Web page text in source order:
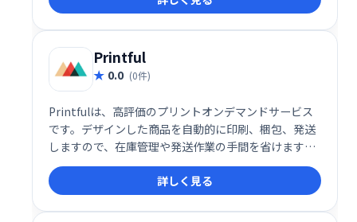
Printful
0.0 (0件)
Printfulは、高評価のプリントオンデマンドサービス
です。デザインした商品を自動的に印刷、梱包、発送
しますので、在庫管理や発送作業の手間を省けます。
ドロップシッピングにも対応し、世界中のお客様に商
品を提供可能。ビジネスの成長をサポートする、手軽
で便利なサービスです。
詳しく見る